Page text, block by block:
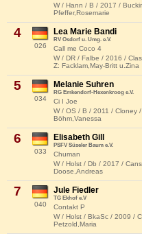
W / Hann / B / 2017 /
Pfeffer,Rosemarie
4
026
Lea Marie Bandi
RV Osdorf u. Umg. e.V.
Call me Coco 4
W / DR / Falbe / 2016 /
Z: Facklam,May-Britt u.Zina
5
034
Melanie Suhren
RG Emkendorf-Hexenkroog e.V.
Ci I Joe
W / OS / B / 2011 / Cloney
Böhm,Vanessa
6
033
Elisabeth Gill
PSFV Süseler Baum e.V.
Chuman
W / Holst / Db / 2017 /
Doose,Andreas
7
040
Jule Fiedler
TG Ekhof e.V
Contakt P
W / Holst / BkaSc / 2009 /
Petzold,Maria